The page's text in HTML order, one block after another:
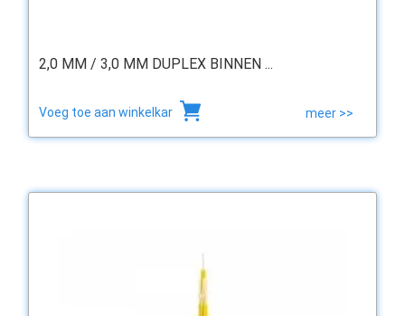
2,0 MM / 3,0 MM DUPLEX BINNEN ...
Voeg toe aan winkelkar meer >>